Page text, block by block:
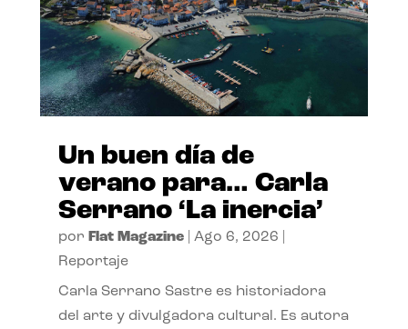
Un buen día de
verano para… Carla
Serrano ‘La inercia’
por Flat Magazine| Ago 6, 2026
Reportaje
Carla Serrano Sastre es historiadora
del arte y divulgadora cultural. Es autora